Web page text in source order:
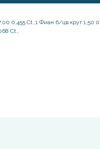
0,455 Ct.,1 Фиан б/цв круг 1,50
Ct.,